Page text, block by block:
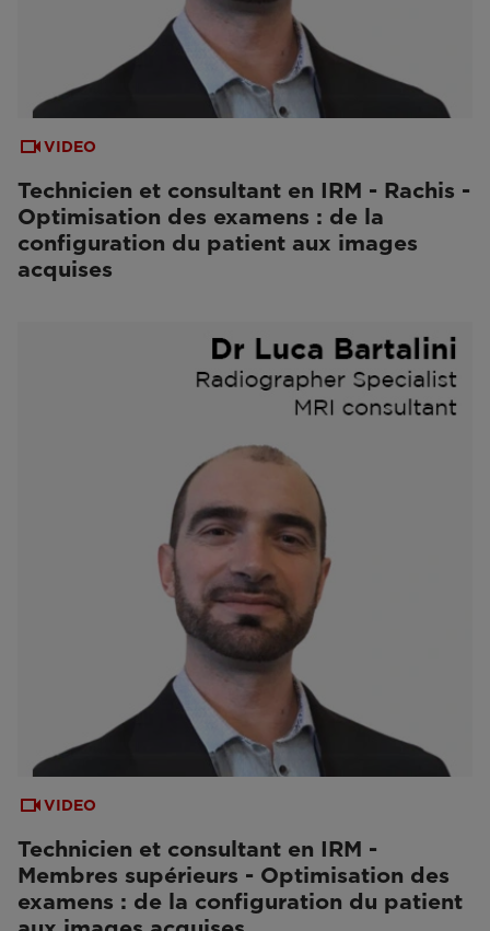
VIDEO
Technicien et consultant en IRM - Rachis -
Optimisation des examens : de la
configuration du patient aux images
acquises
VIDEO
Technicien et consultant en IRM -
Membres supérieurs - Optimisation des
examens : de la configuration du patient